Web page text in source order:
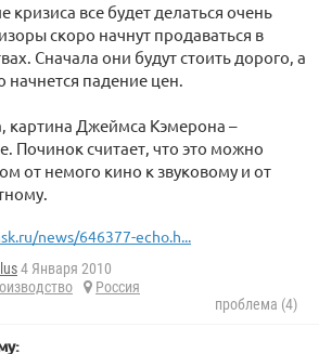
кризиса все будет делаться очень
скоро начнут продаваться в
Сначала они будут стоить дорого, а
начнется падение цен.
картина Джеймса Кэмерона –
Починок считает, что это можно
от немого кино к звуковому и от
news/646377-echo.h...
4 Января 2010
Россия
проблема (4)